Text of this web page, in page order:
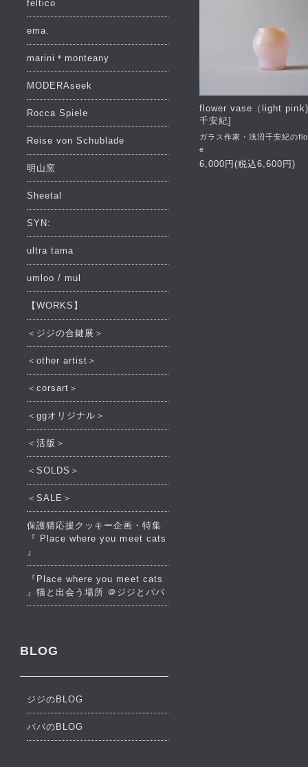
flower vase（light
千安紀]
ガラス作家・浅沼千安紀の
e
6,000円(税込6,600円)
feltico
ema.
marini＊monteany
MODERAseek
Rocca Spiele
Reise von Schublade
明山窯
Sheetal
SYN:
ultra tama
umloo / mul
【WORKS】
＜ジジの合鍵展＞
＜other artist＞
＜corsart＞
＜ggオリジナル＞
＜活版＞
＜SOLDS＞
＜SALE＞
保護猫応援クッキー企画・特集
『 Place where you meet cats
』
『Place where you meet cats
』猫と出会う場所 ＠ジジとババ
BLOG
ジジのBLOG
ババのBLOG